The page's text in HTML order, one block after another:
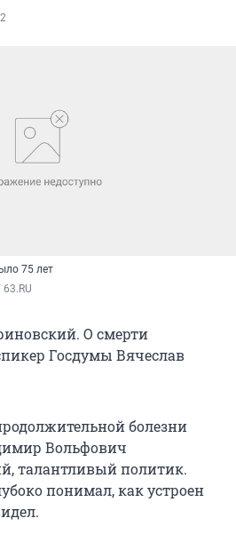
75 лет
О смерти
Госдумы Вячеслав
болезни
Вольфович
талантливый политик.
понимал, как устроен